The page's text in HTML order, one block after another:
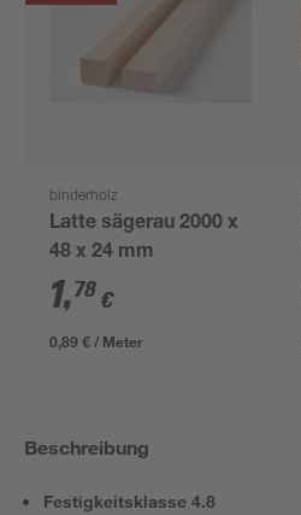
binderholz
Latte sägerau 2000 x
48 x 24 mm
1,78 €
0,89 € / Meter
Beschreibung
Festigkeitsklasse 4.8